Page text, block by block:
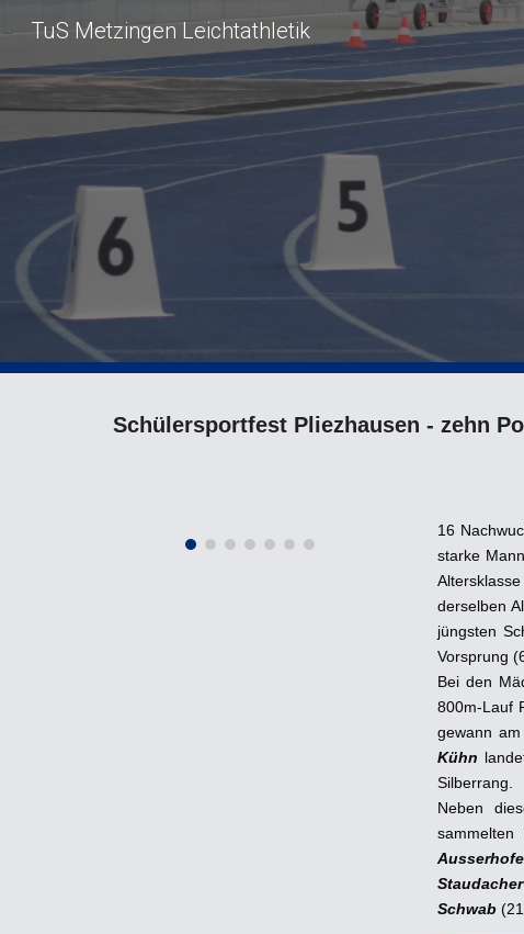
Skip
TuS Metzingen Leichtathletik
Schülersportfest Pliezhausen - zehn
16
starke
derselben
jüngsten
Vorsprung
Bei den
800m-Lauf
gewann
Kühn
Silberrang.
Neben
Staudacher
Schwab